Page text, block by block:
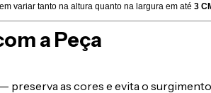
variar tanto na altura quanto na largura em até3
a Peça
— preserva as cores e evita o